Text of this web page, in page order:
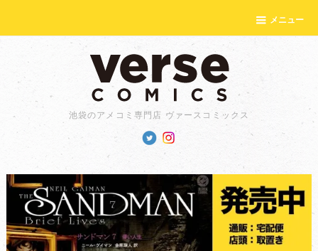
メニュー
池袋のアメコミ専門店 ヴァースコミックス